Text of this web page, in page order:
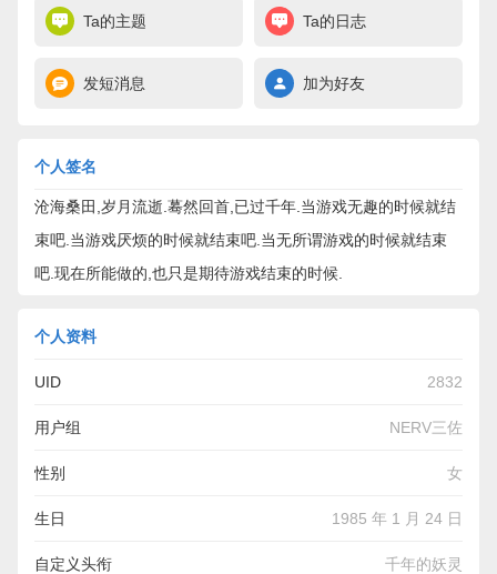
Ta的主题 Ta的日志
发短消息 加为好友
个人签名
沧海桑田,岁月流逝.蓦然回首,已过千年.当游戏无趣的时候就结
束吧.当游戏厌烦的时候就结束吧.当无所谓游戏的时候就结束
吧.现在所能做的,也只是期待游戏结束的时候.
个人资料
UID 2832
用户组 NERV三佐
性别 女
生日 1985 年 1 月 24 日
自定义头衔 千年的妖灵